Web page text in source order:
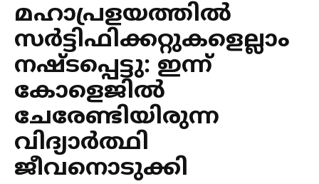
മഹാപ്രളയത്തില്‍
സര്‍ട്ടിഫിക്കറ്റുകളെല്ലാം
നഷ്ടപ്പെട്ടു: ഇന്ന്
കോളെജില്‍
ചേരേണ്ടിയിരുന്ന
വിദ്യാര്‍ത്ഥി
ജീവനൊടുക്കി